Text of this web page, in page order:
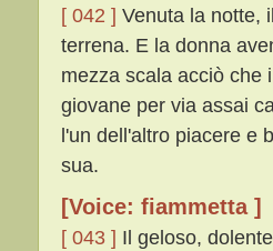
[ 042 ] Venuta la notte,
terrena. E la donna
mezza scala acciò che
giovane per via assai
l'un dell'altro piacere e
sua.
[Voice: fiammetta ]
[ 043 ] Il geloso,